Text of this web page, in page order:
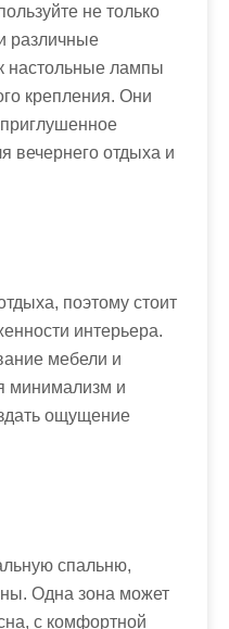
не только
различные
настольные лампы
крепления. Они
приглушенное
вечернего отдыха и
поэтому стоит
интерьера.
мебели и
минимализм и
ощущение
спальню,
Одна зона может
с комфортной